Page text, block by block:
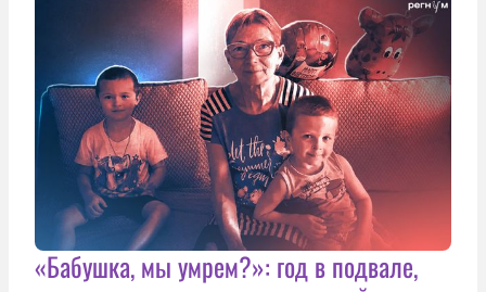
«Бабушка, мы умрем?»: год в подвале,